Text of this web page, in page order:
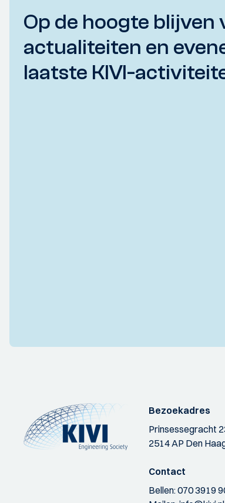
Op de hoogte blijven
actualiteiten en
laatste KIVI-
Bezoekadres
Prinsessegracht
2514 AP Den
Contact
Bellen:070 3919